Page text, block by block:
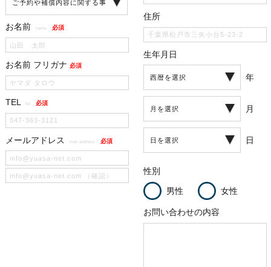
お名前 name 必須
お名前 フリガナ 必須
TEL tel 必須
メールアドレス mail address 必須
住所
生年月日
年
月
日
性別
男性 女性
お問い合わせの内容